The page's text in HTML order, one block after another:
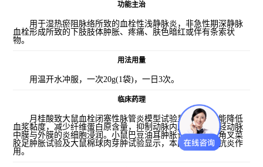
功能主治
用于湿热瘀阻脉络所致的血栓性浅静脉炎，非急性期深静脉
血栓形成所致的下肢肢体肿胀、疼痛、肤色暗红或伴有条索状
物。
用法用量
用温开水冲服，一次20g(1袋)，一日3次。
临床药理
月桂酸致大鼠血栓闭塞性脉管炎模型试验显示，本品能降低
血浆黏度，减少纤维蛋白原含量，抑制动脉内皮增生，减轻动脉
中膜与外膜的炎细胞浸润。小鼠巴豆油耳肿胀试验、大鼠角叉菜
胶足肿胀试验及大鼠棉球肉芽肿试验显示，本品有一定的抗炎作
用。